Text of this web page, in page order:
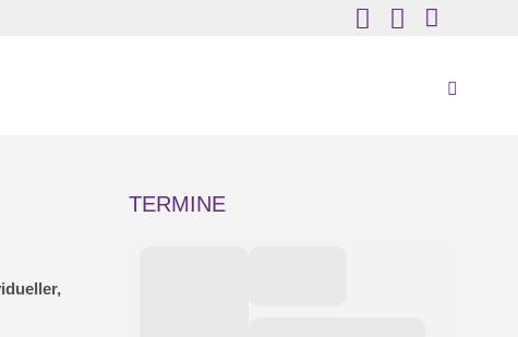
TERMINE